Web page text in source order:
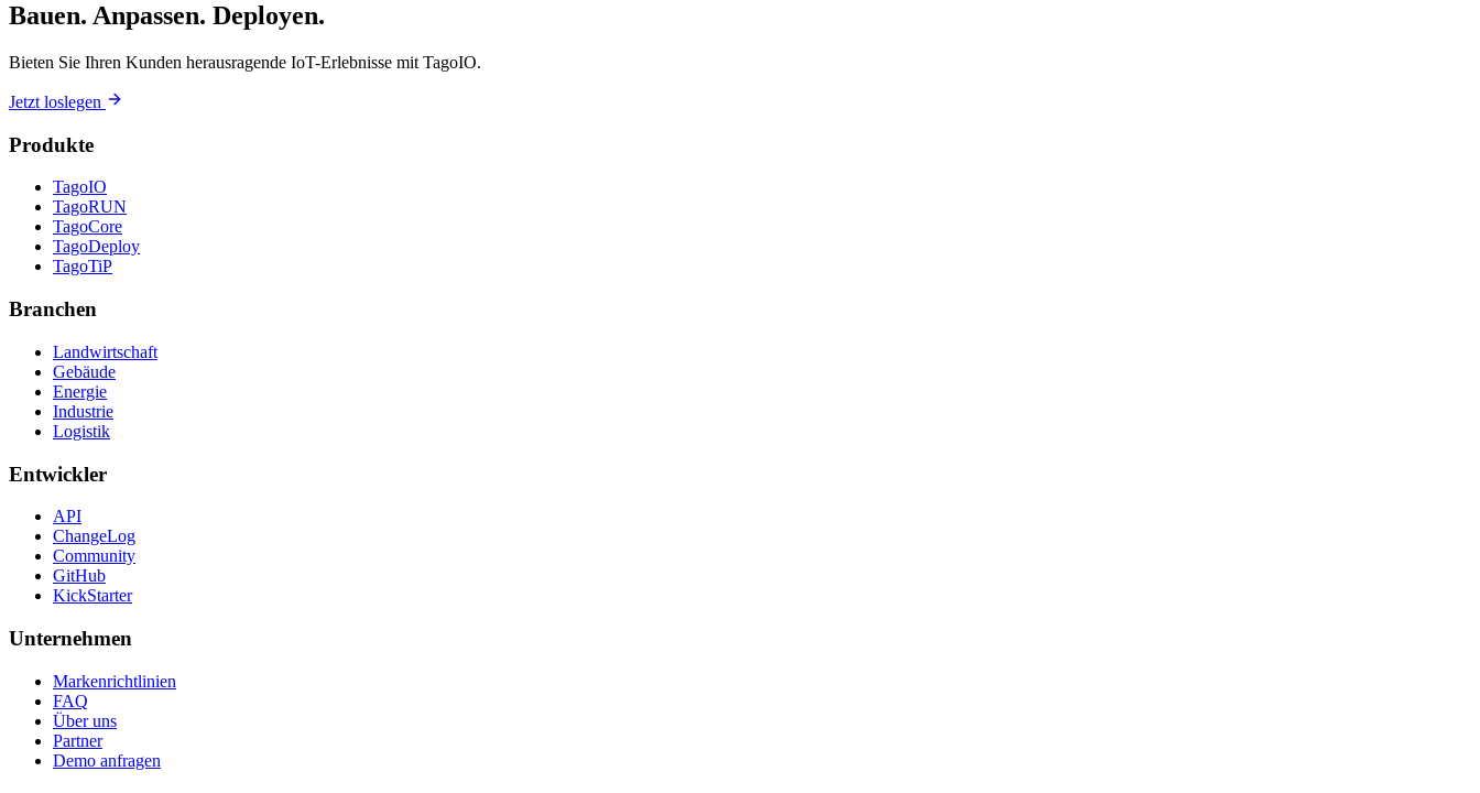
Bauen. Anpassen. Deployen.
Bieten Sie Ihren Kunden herausragende IoT-Erlebnisse mit TagoIO.
Jetzt loslegen
Produkte
TagoIO
TagoRUN
TagoCore
TagoDeploy
TagoTiP
Branchen
Landwirtschaft
Gebäude
Energie
Industrie
Logistik
Entwickler
API
ChangeLog
Community
GitHub
KickStarter
Unternehmen
Markenrichtlinien
FAQ
Über uns
Partner
Demo anfragen